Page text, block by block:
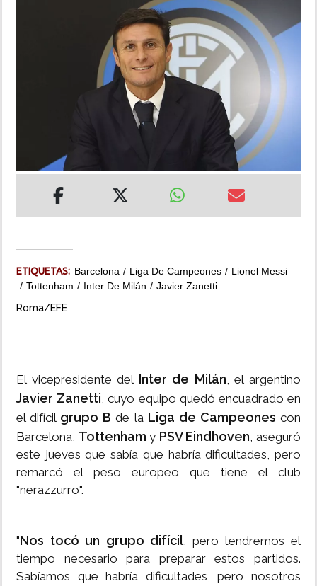
ETIQUETAS: Barcelona Liga De Campeones
Lionel Messi
Tottenham
Inter De Milán Javier Zanetti
Roma/EFE
El vicepresidente del Inter de Milán, el argentino
Javier Zanetti, cuyo equipo quedó encuadrado en
el difícil grupo B de la Liga de Campeones con
Barcelona, Tottenhamy PSV Eindhoven, aseguró
este jueves que sabía que habría dificultades, pero
remarcó el peso europeo que tiene el club
"nerazzurro".
"Nos tocó un grupo difícil, pero tendremos el
tiempo necesario para preparar estos partidos.
Sabíamos que habría dificultades, pero nosotros